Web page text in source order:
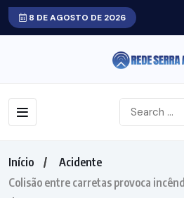
8 DE AGOSTO DE 2026
Início
Acidente
Colisão entre carretas provoca